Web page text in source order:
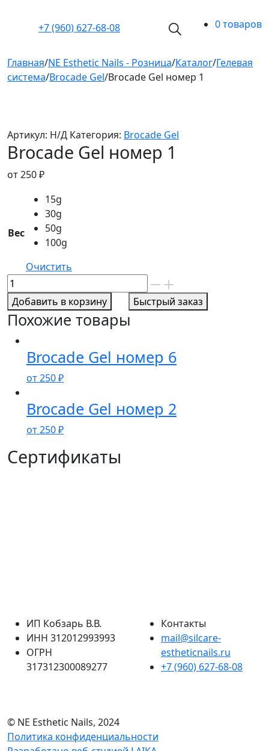
+7 (960) 627-68-08 0 товаров
Главная/NE Esthetic Nails - Розница/Каталог/Гелевая
система/Brocade Gel/Brocade Gel номер 1
Артикул: Н/Д Категория: Brocade Gel
Brocade Gel номер 1
от250₽
Вес
15g
30g
50g
100g
Очистить
Количество
товара
Brocade
Gel
номер
Добавить в корзину Быстрый заказ
Похожие товары
Brocade Gel номер 6
от250₽
Brocade Gel номер 2
от250₽
Сертификаты
ИП Кобзарь В.В.
ИНН 312012993993
ОГРН
317312300089277
Контакты
mail@silcare-
estheticnails.ru
+7 (960) 627-68-08
© NE Esthetic Nails, 2024
Политика конфиденциальности